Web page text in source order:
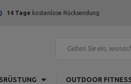
14 Tage kostenlose Rücksendung
OUTDOOR